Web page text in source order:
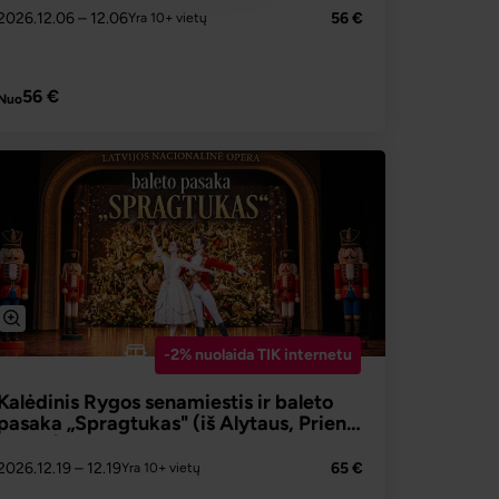
– 12.06Yra 10+ vietų 56 €
56 €
-2% nuolaida TIK internetu
Rygos senamiestis ir baleto
„Spragtukas" (iš Alytaus, Prienų,
Kauno)
– 12.19Yra 10+ vietų 65 €